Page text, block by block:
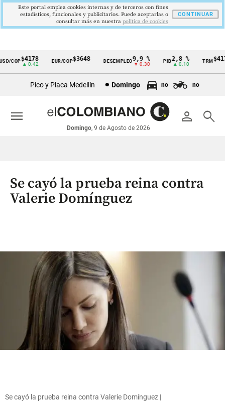
Cintillo
económicos
Colombia
COP$4178
▲ 0.42
EUR/COP$3648 DESEMPLEO 9,9 %
▼ 0.30
PIB2,8 %
▲ 0.10
TRM
Pico y Placa Medellín Domingo no no
person search
Domingo, 9 de Agosto de 2026
menu
Se cayó la prueba reina contra
Valerie Domínguez
Se cayó la prueba reina contra Valerie Domínguez |
Este portal emplea cookies internas y de terceros con fines
estadísticos, funcionales y publicitarios. Puede aceptarlas o
consultar más en nuestra politica de cookies
CONTINUAR